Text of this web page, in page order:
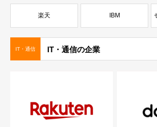
楽天 IBM
IT・通信 IT・通信の企業